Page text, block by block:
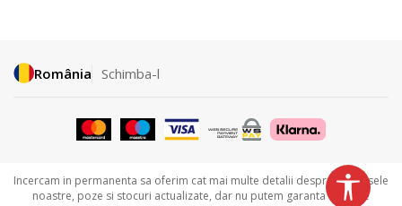
România Schimba-l
Incercam in permanenta sa oferim cat mai multe detalii despre produsele
noastre, poze si stocuri actualizate, dar nu putem garanta ca toate